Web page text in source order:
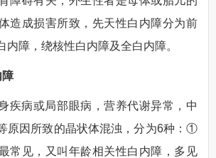
造成损害所致，先天性白内障分为前
内障，绕核性白内障及全白内障。
障
疾病或局部眼病，营养代谢异常，中
原因所致的晶状体混浊，分为6种：①
常见，又叫年龄相关性白内障，多见